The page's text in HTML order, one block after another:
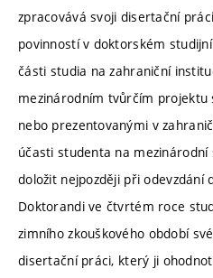
zpracovává svoji disertační
povinností v doktorském
části studia na zahraniční
mezinárodním tvůrčím projektu
nebo prezentovanými v
účasti studenta na mezinárodní
doložit nejpozději při odevzdání
Doktorandi ve čtvrtém roce
zimního zkouškového období
disertační práci, který ji